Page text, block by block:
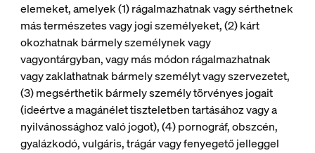
elemeket, amelyek (1) rágalmazhatnak vagy sérthetnek
más természetes vagy jogi személyeket, (2) kárt
okozhatnak bármely személynek vagy
vagyontárgyban, vagy más módon rágalmazhatnak
vagy zaklathatnak bármely személyt vagy szervezetet,
(3) megsérthetik bármely személy törvényes jogait
(ideértve a magánélet tiszteletben tartásához vagy a
nyilvánossághoz való jogot), (4) pornográf, obszcén,
gyalázkodó, vulgáris, trágár vagy fenyegető jelleggel